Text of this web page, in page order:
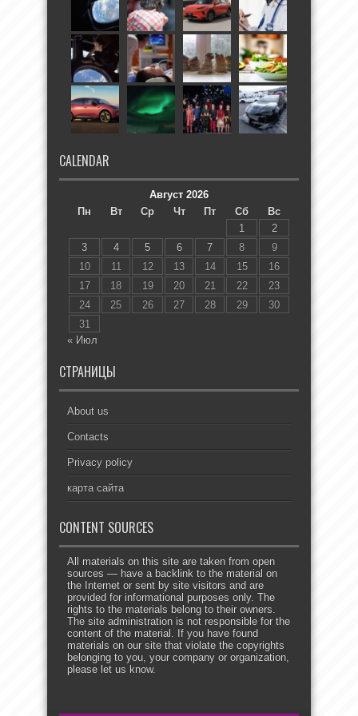
CALENDAR
Август 2026
Пн
Вт Ср Чт Пт Сб
Вс
1
2
3
4 5 6 7 8
9
10
11 12 13 14 15
16
17
18 19 20 21 22
23
24
25 26 27 28 29
30
31
« Июл
СТРАНИЦЫ
About us
Contacts
Privacy policy
карта сайта
CONTENT SOURCES
All materials on this site are taken from open
sources — have a backlink to the material on
the Internet or sent by site visitors and are
provided for informational purposes only. The
rights to the materials belong to their owners.
The site administration is not responsible for the
content of the material. If you have found
materials on our site that violate the copyrights
belonging to you, your company or organization,
please let us know.